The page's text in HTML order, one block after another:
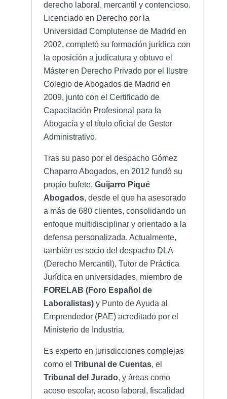
derecho laboral, mercantil y contencioso.
Licenciado en Derecho por la
Universidad Complutense de Madrid en
2002, completó su formación jurídica con
la oposición a judicatura y obtuvo el
Máster en Derecho Privado por el Ilustre
Colegio de Abogados de Madrid en
2009, junto con el Certificado de
Capacitación Profesional para la
Abogacía y el título oficial de Gestor
Administrativo.
Tras su paso por el despacho Gómez
Chaparro Abogados, en 2012 fundó su
propio bufete, Guijarro Piqué
Abogados, desde el que ha asesorado
a más de 680 clientes, consolidando un
enfoque multidisciplinar y orientado a la
defensa personalizada. Actualmente,
también es socio del despacho DLA
(Derecho Mercantil), Tutor de Práctica
Jurídica en universidades, miembro de
FORELAB (Foro Español de
Laboralistas)y Punto de Ayuda al
Emprendedor (PAE) acreditado por el
Ministerio de Industria.
Es experto en jurisdicciones complejas
como el Tribunal de Cuentas, el
Tribunal del Jurado, y áreas como
acoso escolar, acoso laboral, fiscalidad